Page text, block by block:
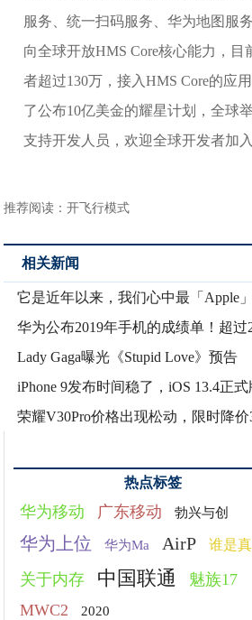
服务、统一扫码服务、华为地图服
向全球开放HMS Core核心能力，
者超过130万，接入HMS Core的应
了公布10亿美金的耀星计划，全球
支持开发人员，欢迎全球开发者加
推荐阅读：开飞行模式
相关新闻
它是近年以来，我们心中最「Apple
华为公布2019年手机的成绩单！超过
Lady Gaga曝光《Stupid Love》预告
iPhone 9发布时间稳了，iOS 13.4正式
荣耀V30Pro价格出现松动，限时降价
热点标签
华为移动 广东移动 勃兴与创
华为上位 华为Ma AirP 谁是
关于内存 中国联通
魅族17
MWC2
2020